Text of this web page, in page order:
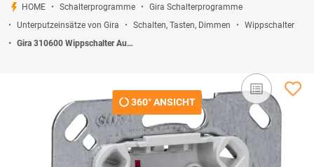
HOME Schalterprogramme
Gira Schalterprogramme
Unterputzeinsätze von Gira
Schalten, Tasten, Dimmen
Wippschalter
Gira 310600 Wippschalter Aus- und Wechselschalter Einsatz
360° ANSICHT